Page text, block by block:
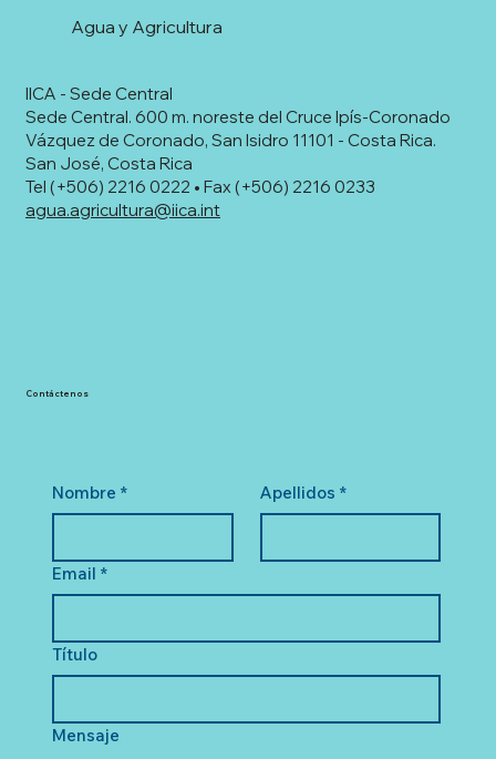
IICA - Sede Central
Sede Central. 600 m. noreste del Cruce Ipís-Coronado
Vázquez de Coronado, San Isidro 11101 - Costa Rica.
San José, Costa Rica
Tel (+506) 2216 0222 • Fax (+506) 2216 0233
agua.agricultura@iica.int
Agua y Agricultura
Nombre * Apellidos *
Email *
Título
Mensaje
Contáctenos